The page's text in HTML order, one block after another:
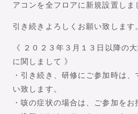
アコンを全フロアに新規設置しま
引き続きよろしくお願い致します
《 ２０２３年３月１３日以降の
に関しまして 》
・引き続き、研修にご参加時は
い致します。
・咳の症状の場合は、ご参加をお